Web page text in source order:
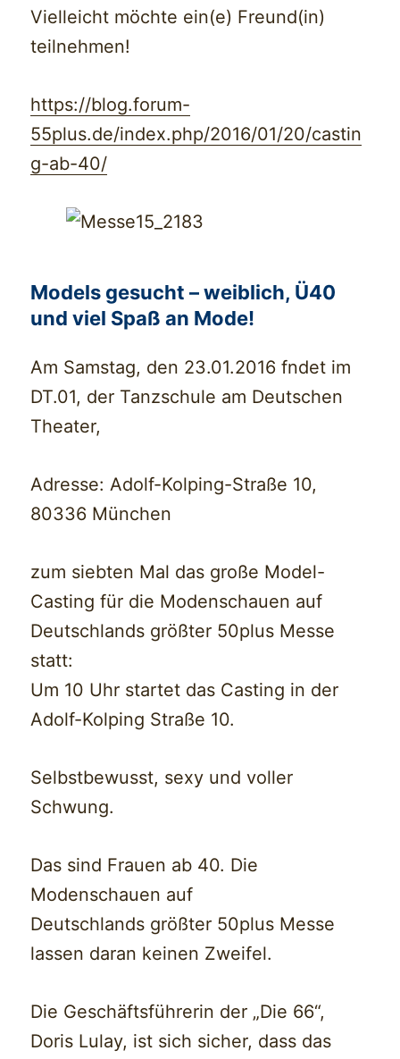
Vielleicht möchte ein(e) Freund(in)
teilnehmen!
https://blog.forum-
55plus.de/index.php/2016/01/20/castin
g-ab-40/
Models gesucht – weiblich, Ü40
und viel Spaß an Mode!
Am Samstag, den 23.01.2016 fndet im
DT.01, der Tanzschule am Deutschen
Theater,
Adresse: Adolf-Kolping-Straße 10,
80336 München
zum siebten Mal das große Model-
Casting für die Modenschauen auf
Deutschlands größter 50plus Messe
statt:
Um 10 Uhr startet das Casting in der
Adolf-Kolping Straße 10.
Selbstbewusst, sexy und voller
Schwung.
Das sind Frauen ab 40. Die
Modenschauen auf
Deutschlands größter 50plus Messe
lassen daran keinen Zweifel.
Die Geschäftsführerin der „Die 66“,
Doris Lulay, ist sich sicher, dass das